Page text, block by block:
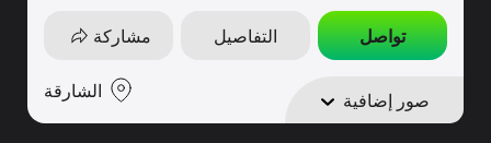
تواصل التفاصيل مشاركة
صور إضافية الشارقة